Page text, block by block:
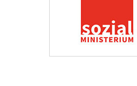
Barrierefreiheit